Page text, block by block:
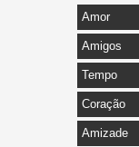
Amor
Amigos
Tempo
Coração
Amizade